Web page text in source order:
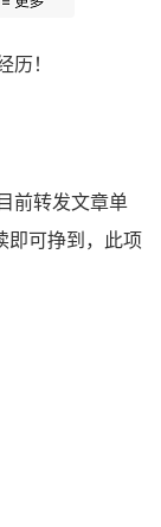
！
前转发文章单
即可挣到，此项